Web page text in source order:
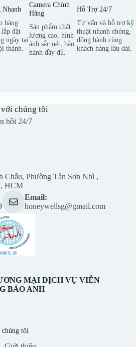
Nhanh
hàng
đặt
ngày tại
thành.
Camera Chính
Hãng
Sản phẩm chất
lượng cao, hình
ảnh sắc nét, bảo
hành đầy đủ.
Hỗ Trợ 24/7
Tư vấn và hỗ trợ kỹ
thuật nhanh chóng,
đồng hành cùng
khách hàng lâu dài.
chúng tôi
hồi 24/7
Châu, Phường Tân Sơn Nhì ,
HCM
Email:
honeywellsg@gmail.com
MẠI DỊCH VỤ VIỄN
BẢO ANH
chúng tôi